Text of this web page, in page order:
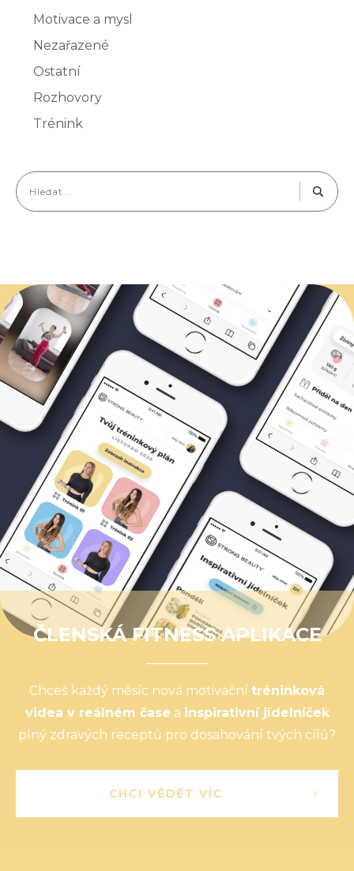
Motivace a mysl
Nezařazené
Ostatní
Rozhovory
Trénink
ČLENSKÁ FITNESS APLIKACE
Chceš každý měsíc nová motivační tréninková
videa v reálném čase a inspirativní jídelníček
plný zdravých receptů pro dosahování tvých cílů?
CHCI VĚDĚT VÍC